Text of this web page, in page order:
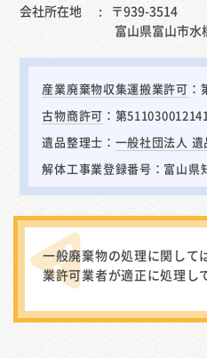
会社所在地
〒939-3514
富山県富山市
産業廃棄物収集運搬業許可
古物商許可 ：第
遺品整理士： 一般社団法人
解体工事業登録番号：富山県
一般廃棄物の処理に関して
業許可業者が適正に処理し